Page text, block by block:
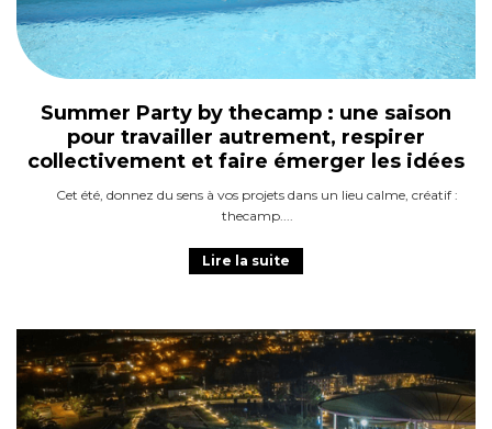
Summer Party by thecamp : une saison
pour travailler autrement, respirer
collectivement et faire émerger les idées
Cet été, donnez du sens à vos projets dans un lieu calme, créatif :
thecamp.
Lire la suite